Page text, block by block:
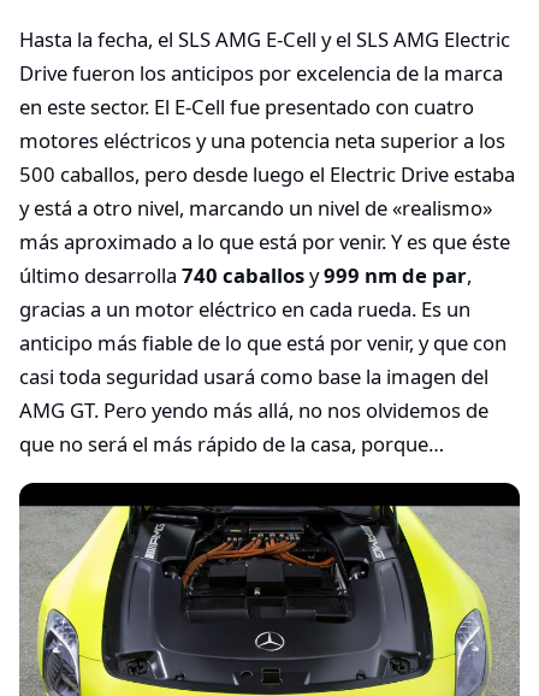
Hasta la fecha, el SLS AMG E-Cell y el SLS AMG Electric
Drive fueron los anticipos por excelencia de la marca
en este sector. El E-Cell fue presentado con cuatro
motores eléctricos y una potencia neta superior a los
500 caballos, pero desde luego el Electric Drive estaba
y está a otro nivel, marcando un nivel de «realismo»
más aproximado a lo que está por venir. Y es que éste
último desarrolla 740 caballosy999 nm de par,
gracias a un motor eléctrico en cada rueda. Es un
anticipo más fiable de lo que está por venir, y que con
casi toda seguridad usará como base la imagen del
AMG GT. Pero yendo más allá, no nos olvidemos de
que no será el más rápido de la casa, porque…